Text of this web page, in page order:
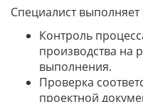
Специалист
Контроль
производства на
выполнения.
Проверка
проектной